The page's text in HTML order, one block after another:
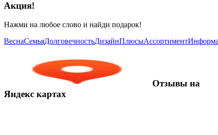
Акция!
Нажми на любое слово и найди подарок!
ВеснаСемьяДолговечностьДизайнПлюсыАссортимент
Отзывы на
Яндекс картах